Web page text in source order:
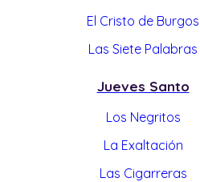
El Cristo de Burgos
Las Siete Palabras
Jueves Santo
Los Negritos
La Exaltación
Las Cigarreras